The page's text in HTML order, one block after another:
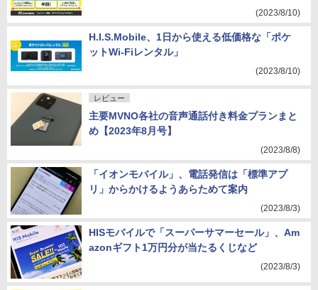
(2023/8/10)
H.I.S.Mobile、1日から使える低価格な「ポケ
ットWi-Fiレンタル」
(2023/8/10)
レビュー
主要MVNO各社の音声通話付き料金プランまと
め【2023年8月号】
(2023/8/8)
「イオンモバイル」、電話発信は「標準アプ
リ」からかけるようあらためて案内
(2023/8/3)
HISモバイルで「スーパーサマーセール」、Am
azonギフト1万円分が当たるくじなど
(2023/8/3)